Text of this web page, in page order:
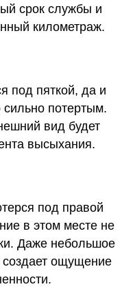
срок службы и
километраж.
под пяткой, да и
сильно потертым.
вид будет
высыхания.
под правой
в этом месте не
Даже небольшое
создает ощущение